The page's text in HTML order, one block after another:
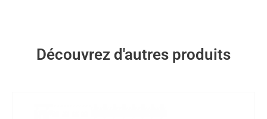
Découvrez d'autres produits